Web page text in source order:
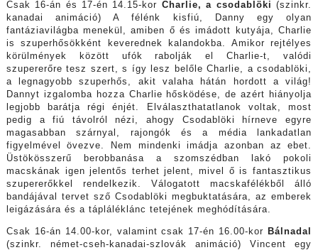
Csak 16-án és 17-én 14.15-kor Charlie, a csodablöki(szinkr.
kanadai animáció) A félénk kisfiú, Danny egy olyan
fantáziavilágba menekül, amiben ő és imádott kutyája, Charlie
is szuperhősökként keverednek kalandokba. Amikor rejtélyes
körülmények között ufók rabolják el Charlie-t, valódi
szupererőre tesz szert, s így lesz belőle Charlie, a csodablöki,
a legnagyobb szuperhős, akit valaha hátán hordott a világ!
Dannyt izgalomba hozza Charlie hősködése, de azért hiányolja
legjobb barátja régi énjét. Elválaszthatatlanok voltak, most
pedig a fiú távolról nézi, ahogy Csodablöki hírneve egyre
magasabban szárnyal, rajongók és a média lankadatlan
figyelmével övezve. Nem mindenki imádja azonban az ebet.
Üstökösszerű berobbanása a szomszédban lakó pokoli
macskának igen jelentős terhet jelent, mivel ő is fantasztikus
szupererőkkel rendelkezik. Válogatott macskafélékből álló
bandájával tervet sző Csodablöki megbuktatására, az emberek
leigázására és a tápláléklánc tetejének meghódítására.
Csak 16-án 14.00-kor, valamint csak 17-én 16.00-kor
Bálnadal
(szinkr. német-cseh-kanadai-szlovák animáció) Vincent egy